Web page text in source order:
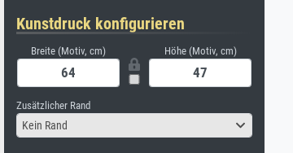
Kunstdruck konfigurieren
Breite (Motiv, cm) Höhe (Motiv, cm)
Zusätzlicher Rand
Kein Rand